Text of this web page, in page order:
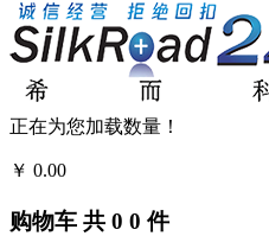
正在为您加载数量！
￥ 0.00
购物车 共 0 0 件